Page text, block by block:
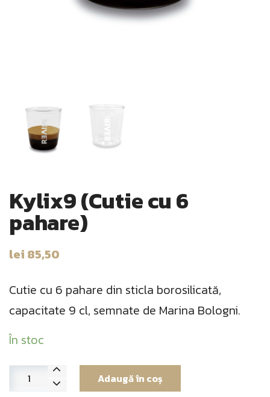
Kylix9 (Cutie cu 6
pahare)
lei 85,50
Cutie cu 6 pahare din sticla borosilicată,
capacitate 9 cl, semnate de Marina Bologni.
În stoc
Cantitate
Adaugă în coș